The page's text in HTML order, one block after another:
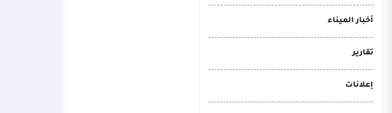
أخبار الميناء
تقارير
إعلانات